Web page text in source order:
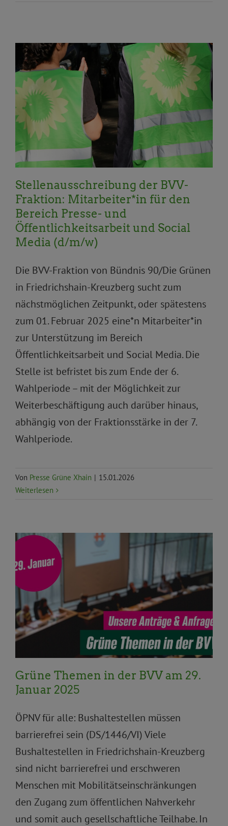
Aktuelles Allgemein BVV Aktuelles
Stellenausschreibung der BVV-
Fraktion: Mitarbeiter*in für den
Bereich Presse- und
Öffentlichkeitsarbeit und Social
Media (d/m/w)
Die BVV-Fraktion von Bündnis 90/Die Grünen
in Friedrichshain-Kreuzberg sucht zum
nächstmöglichen Zeitpunkt, oder spätestens
zum 01. Februar 2025 eine*n Mitarbeiter*in
zur Unterstützung im Bereich
Öffentlichkeitsarbeit und Social Media. Die
Stelle ist befristet bis zum Ende der 6.
Wahlperiode – mit der Möglichkeit zur
Weiterbeschäftigung auch darüber hinaus,
abhängig von der Fraktionsstärke in der 7.
Wahlperiode.
Von Presse Grüne Xhain | 15.01.2026
Weiterlesen
Aktuelles Allgemein Anträge und Anfragen BVV
BVV Aktuelles Pressemitteilungen Statement
Topnews xx wird benötigt
Grüne Themen in der BVV am 29.
Januar 2025
ÖPNV für alle: Bushaltestellen müssen
barrierefrei sein (DS/1446/VI) Viele
Bushaltestellen in Friedrichshain-Kreuzberg
sind nicht barrierefrei und erschweren
Menschen mit Mobilitätseinschränkungen
den Zugang zum öffentlichen Nahverkehr
und somit auch gesellschaftliche Teilhabe. In